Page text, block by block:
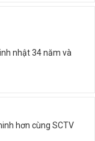
nhật 34 năm và
hơn cùng SCTV